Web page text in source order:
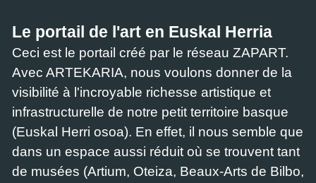
Le portail de l'art en Euskal Herria
Ceci est le portail créé par le réseau ZAPART.
Avec ARTEKARIA, nous voulons donner de la
visibilité à l'incroyable richesse artistique et
infrastructurelle de notre petit territoire basque
(Euskal Herri osoa). En effet, il nous semble que
dans un espace aussi réduit où se trouvent tant
de musées (Artium, Oteiza, Beaux-Arts de Bilbo,